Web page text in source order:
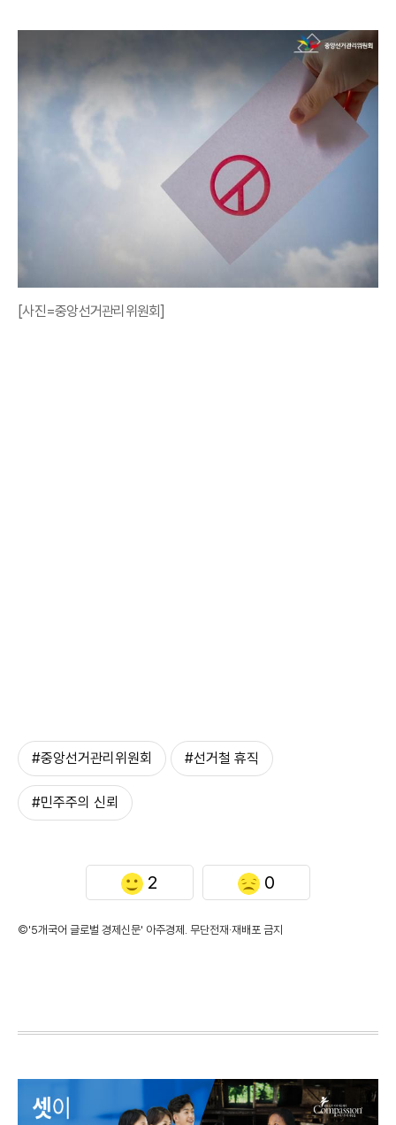
[사진=중앙선거관리위원회]
#중앙선거관리위원회 #선거철 휴직
#민주주의 신뢰
2 0
©'5개국어 글로벌 경제신문' 아주경제. 무단전재·재배포 금지